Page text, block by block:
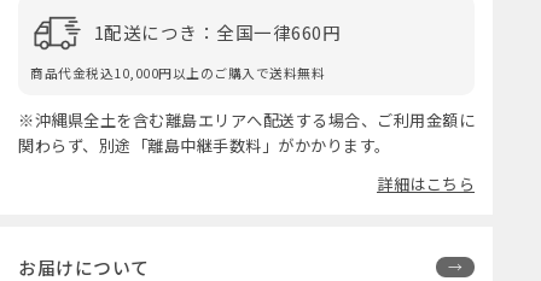
1配送につき：全国一律660円
商品代金税込10,000円以上のご購入で送料無料
※沖縄県全土を含む離島エリアへ配送する場合、ご利用金額に
関わらず、別途「離島中継手数料」がかかります。
詳細はこちら
お届けについて